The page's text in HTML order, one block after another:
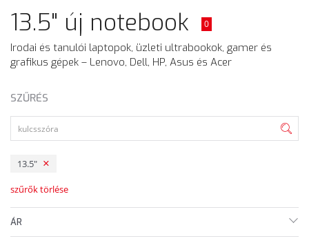
13.5" új notebook 0
Irodai és tanulói laptopok, üzleti ultrabookok, gamer és
grafikus gépek – Lenovo, Dell, HP, Asus és Acer
SZŰRÉS
13.5"
szűrők törlése
ÁR